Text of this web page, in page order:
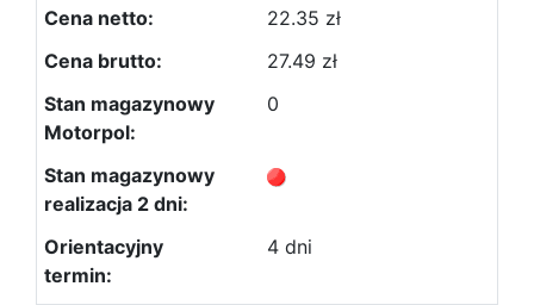
22.35 zł
27.49 zł
0
4 dni